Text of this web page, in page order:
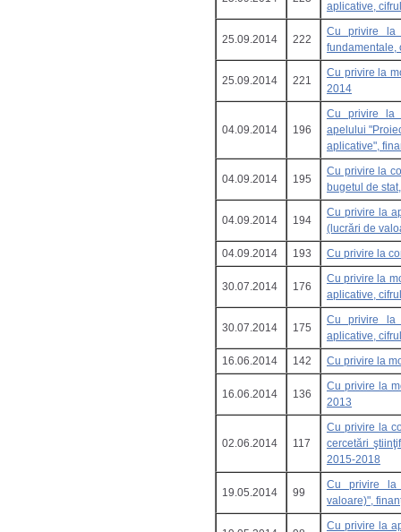
aplicative,
25.09.2014 222
Cu privire la
fundamentale,
25.09.2014 221
Cu privire la
2014
04.09.2014 196
Cu privire la
apelului
aplicative",
04.09.2014 195
Cu privire la
bugetul de
04.09.2014 194
Cu privire la
(lucrări de
04.09.2014
193 Cu privire la
30.07.2014 176
Cu privire la
aplicative,
30.07.2014 175
Cu privire la
aplicative,
16.06.2014
142 Cu privire la
16.06.2014 136
Cu privire la
2013
02.06.2014 117
Cu privire la
cercetări
2015-2018
19.05.2014 99
Cu privire la
valoare)",
Cu privire la